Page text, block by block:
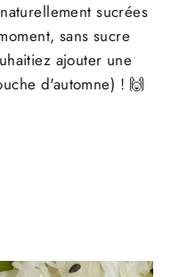
sucrées
sans sucre
ajouter une
d'automne) ! 🙌